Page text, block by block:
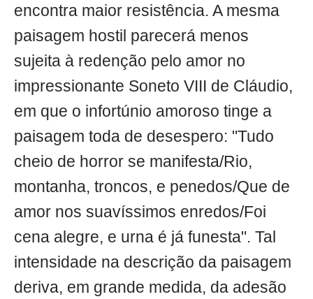
encontra maior resistência. A mesma
paisagem hostil parecerá menos
sujeita à redenção pelo amor no
impressionante Soneto VIII de Cláudio,
em que o infortúnio amoroso tinge a
paisagem toda de desespero: "Tudo
cheio de horror se manifesta/Rio,
montanha, troncos, e penedos/Que de
amor nos suavíssimos enredos/Foi
cena alegre, e urna é já funesta". Tal
intensidade na descrição da paisagem
deriva, em grande medida, da adesão